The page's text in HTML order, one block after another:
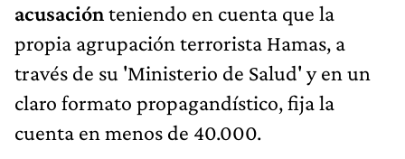
acusaciónteniendo en cuenta que la
propia agrupación terrorista Hamas, a
través de su 'Ministerio de Salud' y en un
claro formato propagandístico, fija la
cuenta en menos de 40.000.